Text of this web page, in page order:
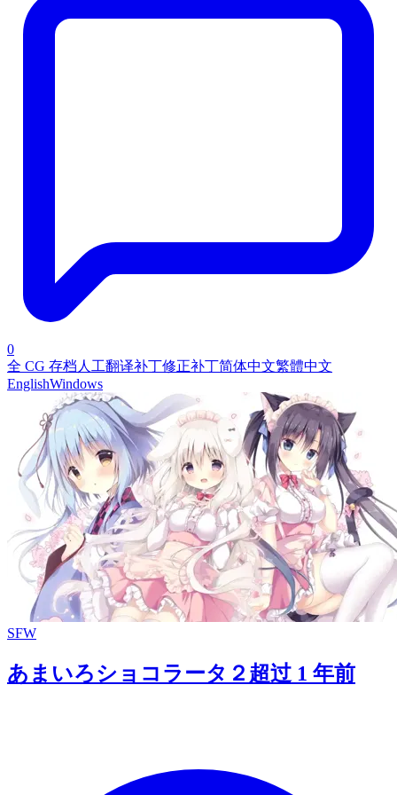
0
全 CG 存档人工翻译补丁修正补丁简体中文繁體中文
EnglishWindows
SFW
あまいろショコラータ２ 超过 1 年前